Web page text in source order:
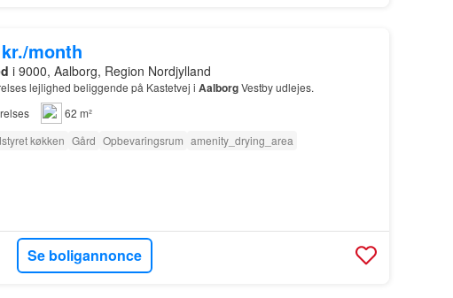
month
i 9000, Aalborg, Region Nordjylland
lejlighed beliggende på Kastetvej i AalborgVestby udlejes.
62 m²
køkken Gård Opbevaringsrum amenity_drying_area
Se boligannonce